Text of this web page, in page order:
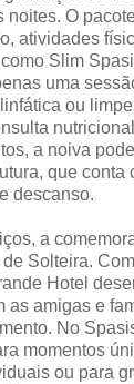
noites. O
atividades
Slim
uma
ou
a noiva
que conta
descanso.
a
Solteira.
Hotel
as amigas e
No
momentos
ou para